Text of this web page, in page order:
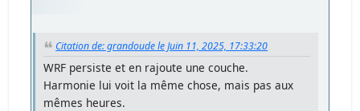
Citation de: grandoude le Juin 11, 2025, 17:33:20
WRF persiste et en rajoute une couche.
Harmonie lui voit la même chose, mais pas aux
mêmes heures.